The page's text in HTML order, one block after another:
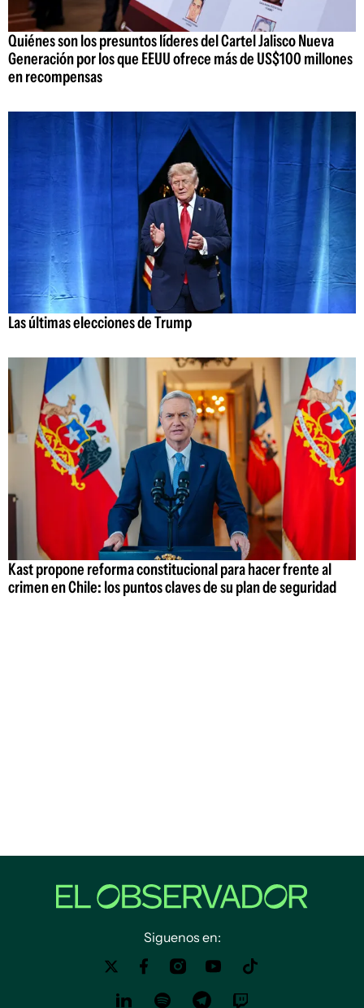
Quiénes son los presuntos líderes del Cartel Jalisco Nueva
Generación por los que EEUU ofrece más de US$100 millones
en recompensas
Las últimas elecciones de Trump
Kast propone reforma constitucional para hacer frente al
crimen en Chile: los puntos claves de su plan de seguridad
Siguenos en: